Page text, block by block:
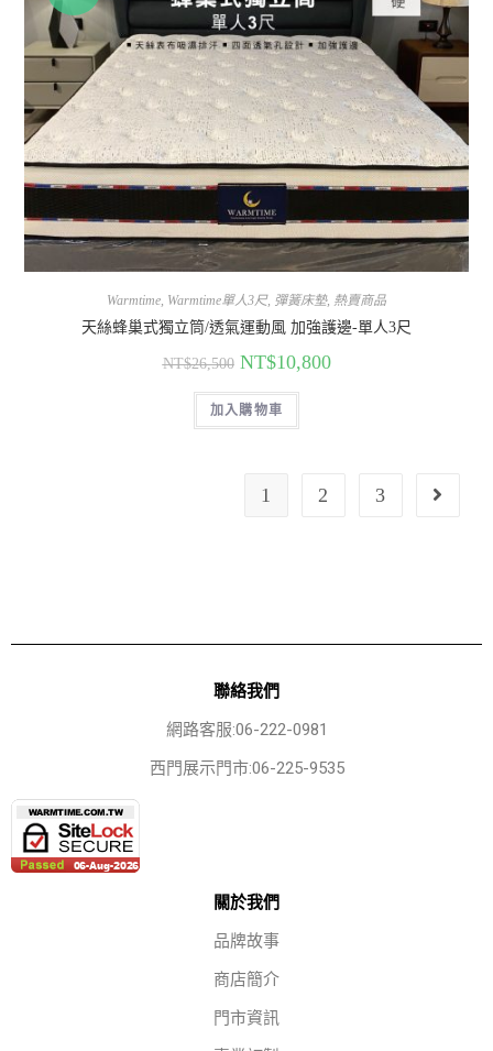
Warmtime, Warmtime單人3尺, 彈簧床墊, 熱賣商品
天絲蜂巢式獨立筒/透氣運動風 加強護邊-單人3尺
NT$26,500 NT$10,800
加入購物車
1 2 3
聯絡我們
網路客服:06-222-0981
西門展示門市:06-225-9535
關於我們
品牌故事
商店簡介
門市資訊